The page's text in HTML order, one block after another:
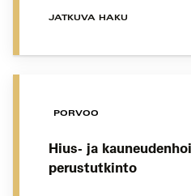
JATKUVA HAKU
PORVOO
Hius- ja
perustutkinto